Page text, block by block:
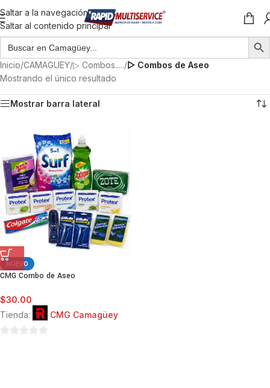
Saltar a la navegación
Saltar al contenido principal
Inicio/CAMAGUEY/▷ Combos...../▻ Combos de Aseo
Mostrando el único resultado
Mostrar barra lateral
NUEVO
CMG Combo de Aseo
$30.00
Tienda:
CMG Camagüey